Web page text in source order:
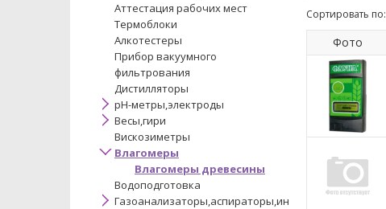
Аттестация рабочих мест
Термоблоки
Алкотестеры
Прибор вакуумного
фильтрования
Дистилляторы
pH-метры,электроды
Весы,гири
Вискозиметры
Влагомеры
Влагомеры древесины
Водоподготовка
Газоанализаторы,аспираторы,ин
Сортировать по:
Фото